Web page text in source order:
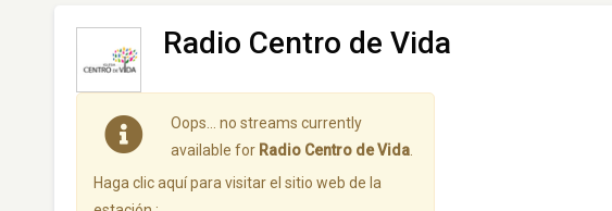
Radio Centro de Vida
Oops… no streams currently
available for Radio Centro de Vida
Haga clic aquí para visitar el sitio web de la